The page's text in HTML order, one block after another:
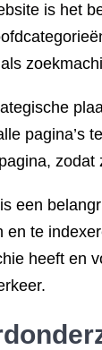
is het
pagina’s
een
te
heeft en